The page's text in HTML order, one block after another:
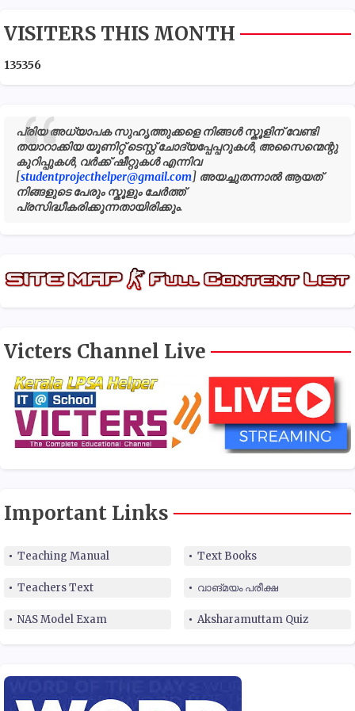
VISITERS THIS MONTH
135356
പ്രിയ അധ്യാപക സുഹൃത്തുക്കളെ നിങ്ങൾ സ്കൂളിന് വേണ്ടി
തയാറാക്കിയ യൂണിറ്റ് ടെസ്റ്റ് ചോദ്യപ്പേപ്പറുകൾ, അസൈന്മെന്റു
കുറിപ്പുകൾ, വർക്ക് ഷീറ്റുകൾ എന്നിവ
[studentprojecthelper@gmail.com] അയച്ചുതന്നാൽ ആയത്
നിങ്ങളുടെ പേരും സ്കൂളും ചേർത്ത്
പ്രസിദ്ധീകരിക്കുന്നതായിരിക്കും.
Victers Channel Live
Important Links
Teaching Manual Text Books
Teachers Text വാങ്മയം പരീക്ഷ
NAS Model Exam Aksharamuttam Quiz